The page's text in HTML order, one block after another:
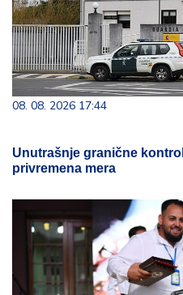
08. 08. 2026 17:44
Unutrašnje granične
privremena mera